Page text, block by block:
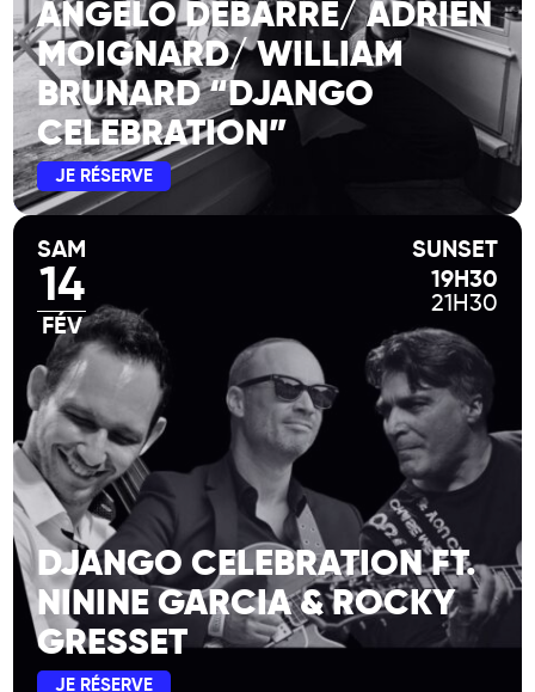
ANGELO DEBARRE/ ADRIEN
MOIGNARD/ WILLIAM
BRUNARD “DJANGO
CELEBRATION”
JE RÉSERVE
SAM
14
FÉV
SUNSET
19H30
21H30
DJANGO CELEBRATION FT.
NININE GARCIA & ROCKY
GRESSET
JE RÉSERVE